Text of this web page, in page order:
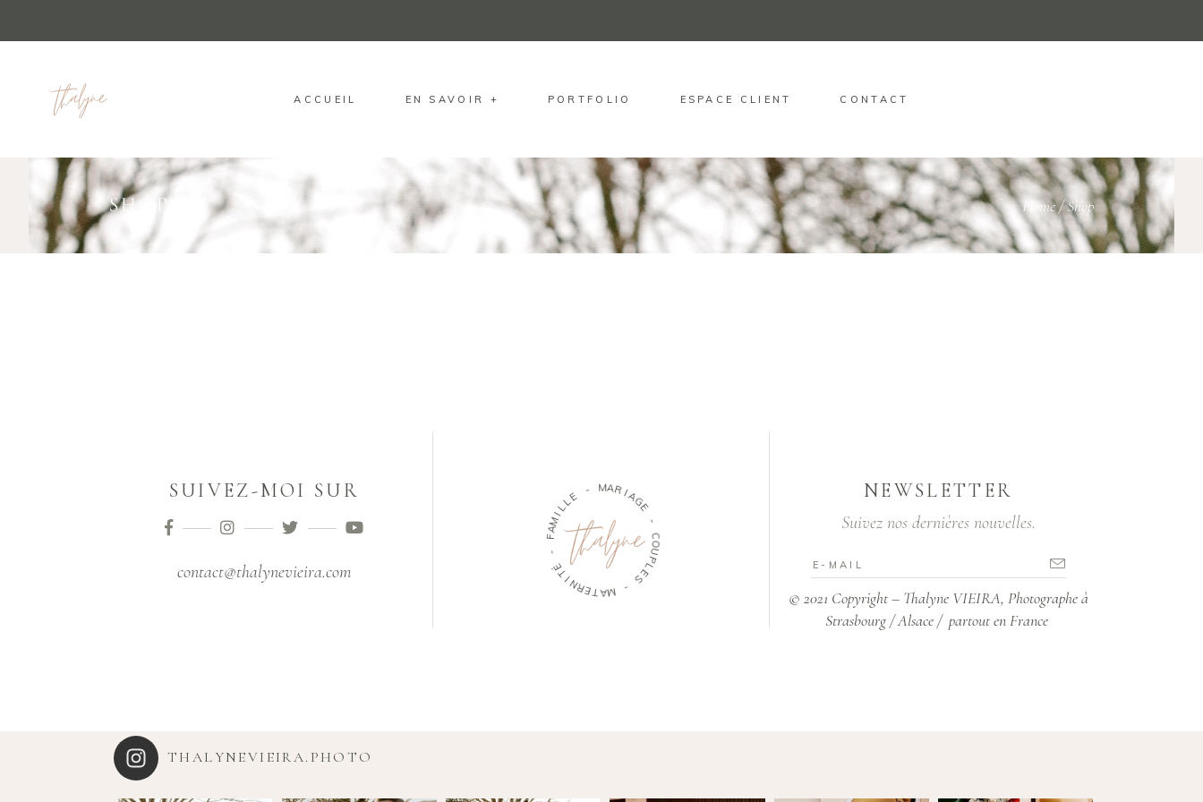
ACCUEIL EN SAVOIR + PORTFOLIO ESPACE CLIENT CONTACT
SHOP Home/Shop
SUIVEZ-MOI SUR
contact@thalynevieira.com
- MARIAG
E
C
O
U
P
L
E
S
-
M
A
T
E
R
N
I
T
É
F
A
MIL
L
E NEWSLETTER
Suivez nos dernières nouvelles.
© 2021 Copyright – Thalyne VIEIRA, Photographe à
Strasbourg / Alsace / partout en France
THALYNEVIEIRA.PHOTO